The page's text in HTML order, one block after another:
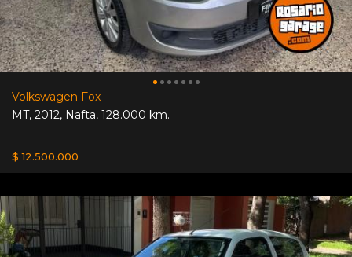
Volkswagen Fox
MT, 2012, Nafta, 128.000 km.
$ 12.500.000